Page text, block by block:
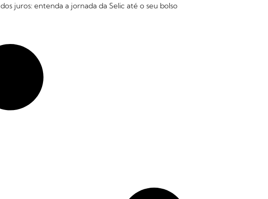
juros: entenda a jornada da Selic até o seu bolso